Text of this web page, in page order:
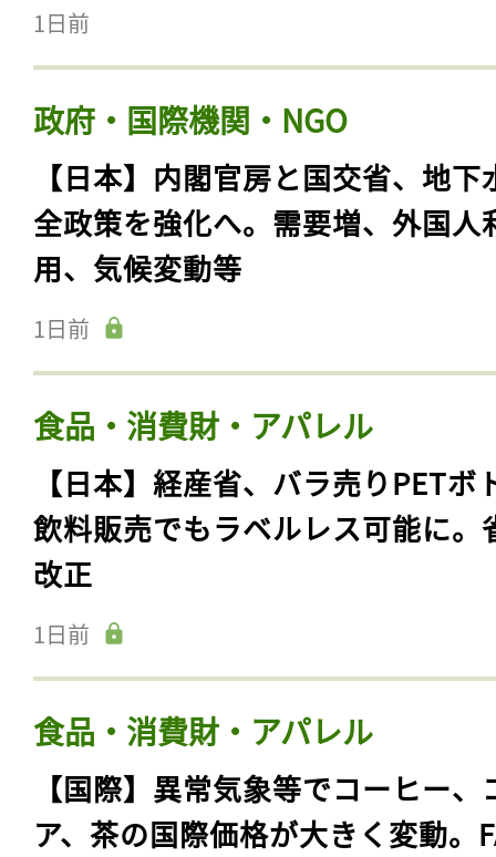
1日前
政府・国際機関・NGO
【日本】内閣官房と国交省、地下
全政策を強化へ。需要増、外国人
用、気候変動等
1日前
食品・消費財・アパレル
【日本】経産省、バラ売りPETボ
飲料販売でもラベルレス可能に。
改正
1日前
食品・消費財・アパレル
【国際】異常気象等でコーヒー、
ア、茶の国際価格が大きく変動。